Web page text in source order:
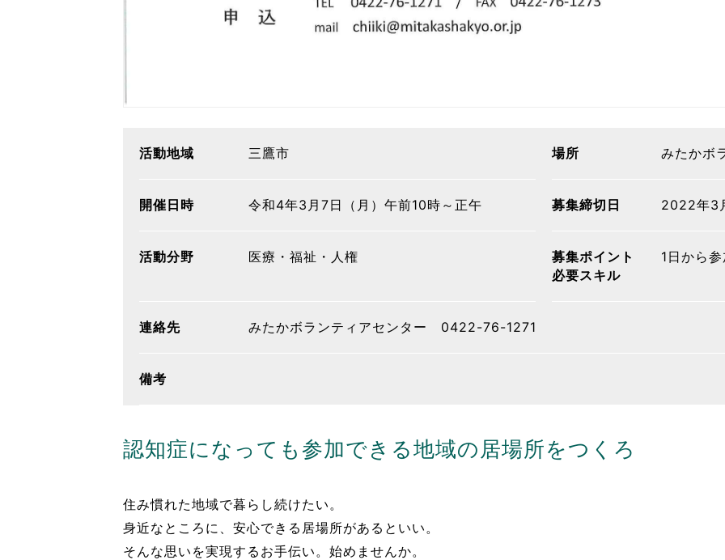
活動地域 三鷹市 場所 みたかボ
開催日時 令和4年3月7日（月）午前10時～正午 募集締切日 2022年3
活動分野 医療・福祉・人権
募集ポイント
必要スキル
1日から
連絡先 みたかボランティアセンター 0422-76-1271
備考
認知症になっても参加できる地域の居場所をつくろ
住み慣れた地域で暮らし続けたい。
身近なところに、安心できる居場所があるといい。
そんな思いを実現するお手伝い。始めませんか。